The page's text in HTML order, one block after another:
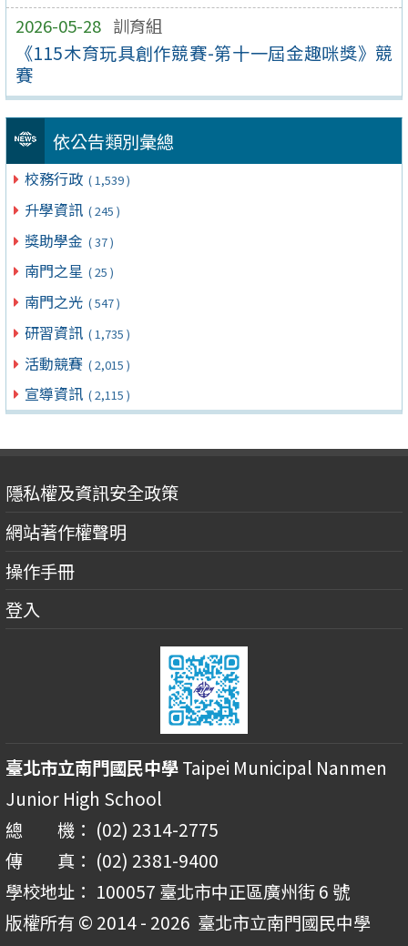
2026-05-28 訓育組
《115木育玩具創作競賽-第十一屆金趣咪獎》競
賽
依公告類別彙總
校務行政 ( 1,539 )
升學資訊 ( 245 )
獎助學金 ( 37 )
南門之星 ( 25 )
南門之光 ( 547 )
研習資訊 ( 1,735 )
活動競賽 ( 2,015 )
宣導資訊 ( 2,115 )
隱私權及資訊安全政策
網站著作權聲明
操作手冊
登入
臺北市立南門國民中學Taipei Municipal Nanmen
Junior High School
總 機： (02) 2314-2775
傳 真： (02) 2381-9400
學校地址： 100057 臺北市中正區廣州街 6 號
版權所有 © 2014 - 2026 臺北市立南門國民中學